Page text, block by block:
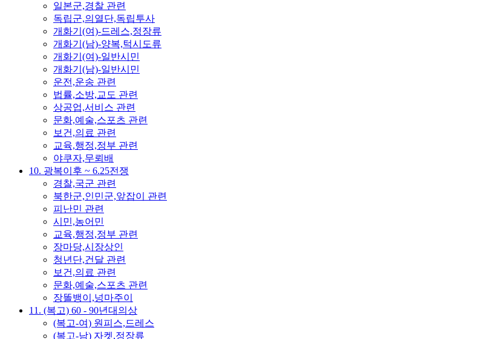
일본군,경찰 관련
독립군,의열단,독립투사
개화기(여)-드레스,정장류
개화기(남)-양복,턱시도류
개화기(여)-일반시민
개화기(남)-일반시민
운전,운송 관련
법률,소방,교도 관련
상공업,서비스 관련
문화,예술,스포츠 관련
보건,의료 관련
교육,행정,정부 관련
야쿠자,무뢰배
10. 광복이후 ~ 6.25전쟁
경찰,국군 관련
북한군,인민군,앞잡이 관련
피난민 관련
시민,농어민
교육,행정,정부 관련
장마당,시장상인
청년단,건달 관련
보건,의료 관련
문화,예술,스포츠 관련
장똘뱅이,넝마주이
11. (복고) 60 - 90년대의상
(복고-여) 원피스,드레스
(복고-남) 자켓,정장류